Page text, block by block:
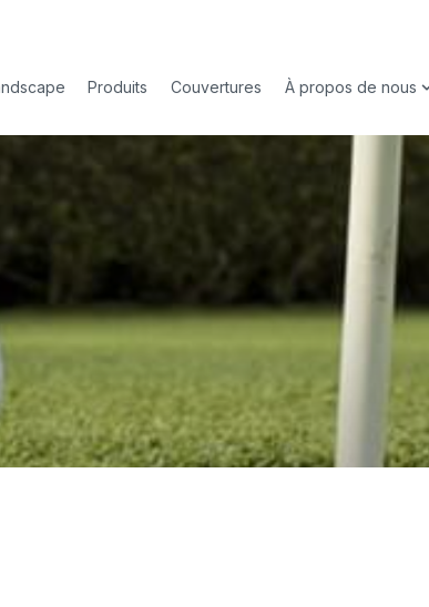
Sport for Padel
Produits Couvertures À propos de nous